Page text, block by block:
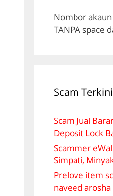
Nombor akaun
TANPA space
Scam Terkini
Scam Jual
Deposit Lock
Scammer
Simpati,
Prelove item
naveed arosha